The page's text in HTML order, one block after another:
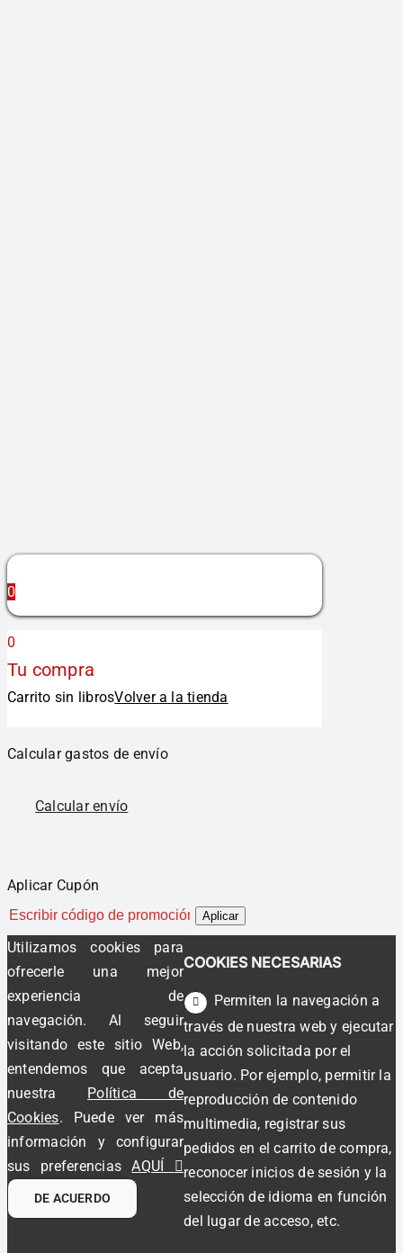
0
0
Tu compra
Carrito sin librosVolver a la tienda
Calcular gastos de envío
Calcular envío
Aplicar Cupón
Aplicar
Utilizamos cookies para
ofrecerle una mejor
experiencia de
navegación. Al seguir
visitando este sitio Web,
entendemos que acepta
nuestra Política de
Cookies. Puede ver más
información y configurar
sus preferencias
AQUÍ
DE ACUERDO
COOKIES NECESARIAS
Permiten la navegación a
través de nuestra web y ejecutar
la acción solicitada por el
usuario. Por ejemplo, permitir la
reproducción de contenido
multimedia, registrar sus
pedidos en el carrito de compra,
reconocer inicios de sesión y la
selección de idioma en función
del lugar de acceso, etc.